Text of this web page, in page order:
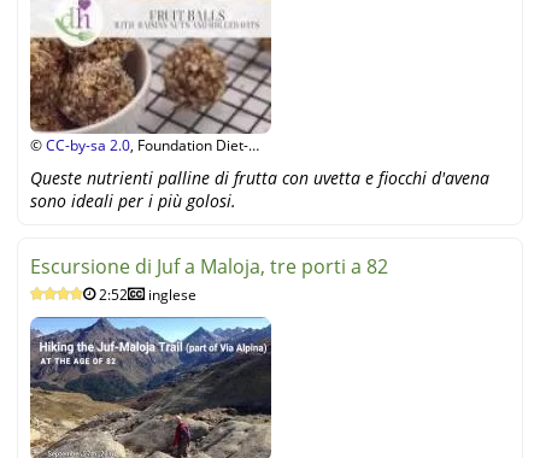
©CC-by-sa 2.0, Foundation Diet-
Queste nutrienti palline di frutta con uvetta e fiocchi d'avena
sono ideali per i più golosi.
Escursione di Juf a Maloja, tre porti a 82
2:52 inglese